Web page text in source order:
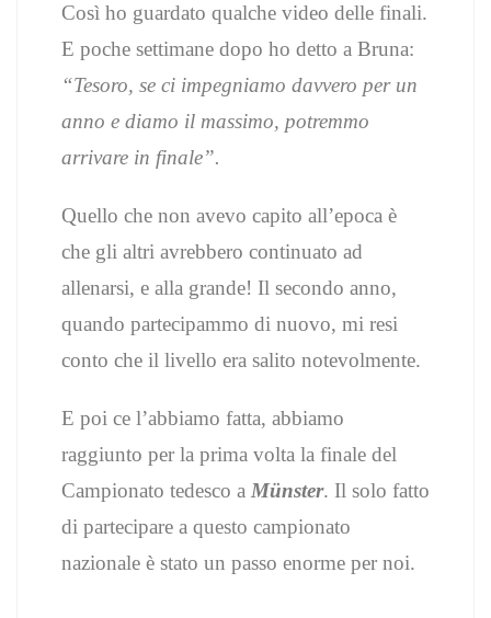
Così ho guardato qualche video delle finali.
E poche settimane dopo ho detto a Bruna:
“Tesoro, se ci impegniamo davvero per un
anno e diamo il massimo, potremmo
arrivare in finale”.
Quello che non avevo capito all’epoca è
che gli altri avrebbero continuato ad
allenarsi, e alla grande! Il secondo anno,
quando partecipammo di nuovo, mi resi
conto che il livello era salito notevolmente.
E poi ce l’abbiamo fatta, abbiamo
raggiunto per la prima volta la finale del
Campionato tedesco a Münster. Il solo fatto
di partecipare a questo campionato
nazionale è stato un passo enorme per noi.